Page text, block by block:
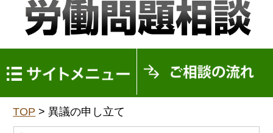
トップページ
TOP >異議の申し立て